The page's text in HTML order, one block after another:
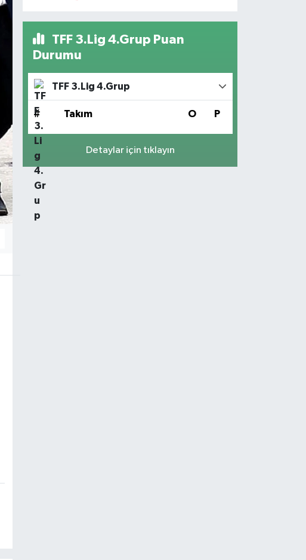
TFF 3.Lig 4.Grup Puan
Durumu
TFF 3.Lig 4.Grup
# Takım O P
Detaylar için tıklayın